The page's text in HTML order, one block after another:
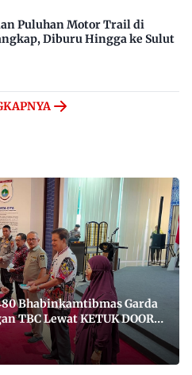
Puluhan Motor Trail di
Diburu Hingga ke Sulut
Bhabinkamtibmas Garda
TBC Lewat KETUK DOORS